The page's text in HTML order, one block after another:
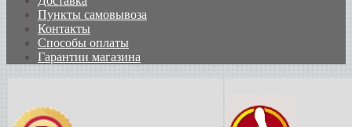
Пункты самовывоза
Контакты
Способы оплаты
Гарантии магазина